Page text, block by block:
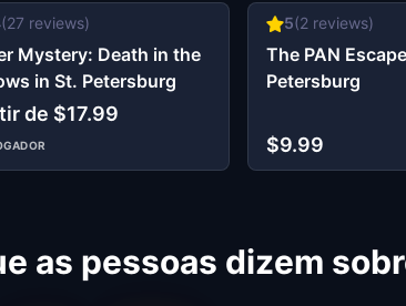
(27 reviews)
Mystery: Death in the
in St. Petersburg
de $17.99
5(2 reviews)
The PAN
Petersburg
$9.99
as pessoas dizem